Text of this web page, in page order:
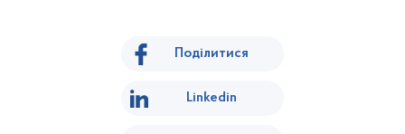
Поділитися
Linkedin